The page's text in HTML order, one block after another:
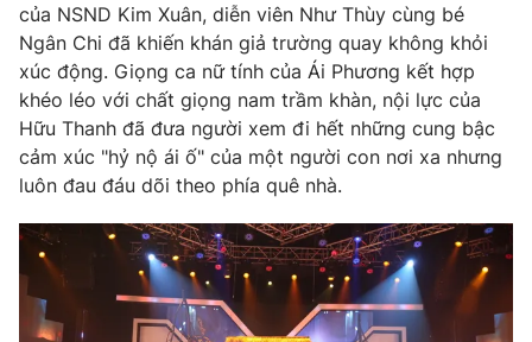
của NSND Kim Xuân, diễn viên Như Thùy cùng bé
Ngân Chi đã khiến khán giả trường quay không khỏi
xúc động. Giọng ca nữ tính của Ái Phương kết hợp
khéo léo với chất giọng nam trầm khàn, nội lực của
Hữu Thanh đã đưa người xem đi hết những cung bậc
cảm xúc "hỷ nộ ái ố" của một người con nơi xa nhưng
luôn đau đáu dõi theo phía quê nhà.